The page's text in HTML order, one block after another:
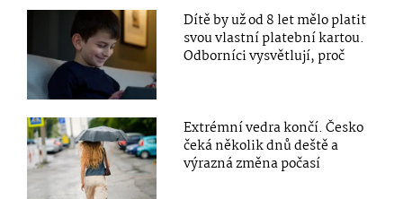
Dítě by už od 8 let mělo platit
svou vlastní platební kartou.
Odborníci vysvětlují, proč
Extrémní vedra končí. Česko
čeká několik dnů deště a
výrazná změna počasí